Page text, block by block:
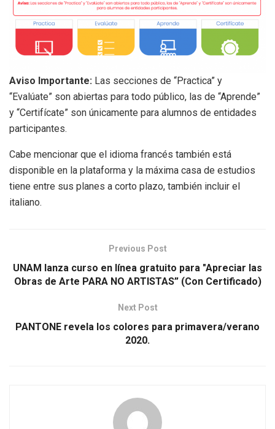
Aviso Importante: Las secciones de “Practica” y
“Evalúate” son abiertas para todo público, las de “Aprende”
y “Certifícate” son únicamente para alumnos de entidades
participantes.
Cabe mencionar que el idioma francés también está
disponible en la plataforma y la máxima casa de estudios
tiene entre sus planes a corto plazo, también incluir el
italiano.
Previous Post
UNAM lanza curso en línea gratuito para "Apreciar las
Obras de Arte PARA NO ARTISTAS” (Con Certificado)
Next Post
PANTONE revela los colores para primavera/verano
2020.